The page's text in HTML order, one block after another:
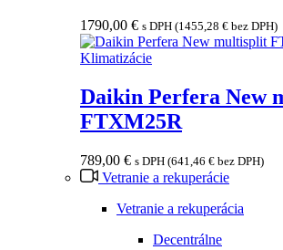
1790,00 € s DPH (1455,28 € bez DPH)
Klimatizácie
Daikin Perfera New
FTXM25R
789,00 € s DPH (641,46 € bez DPH)
Vetranie a rekuperácie
Vetranie a rekuperácia
Decentrálne